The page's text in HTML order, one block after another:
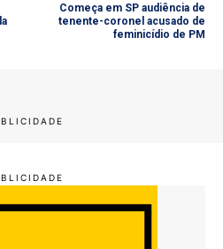
Começa em SP audiência de
tenente-coronel acusado de
feminicídio de PM